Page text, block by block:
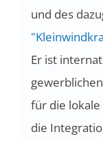
und des
Er ist
für die lokale
die